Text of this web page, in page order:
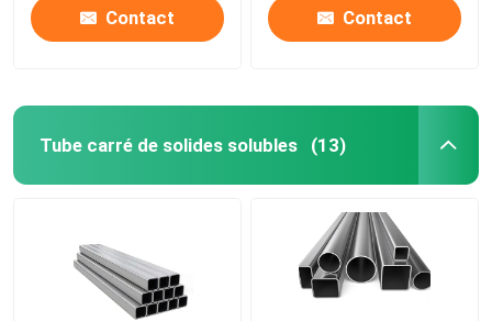
Contact Contact
Tube carré de solides solubles (13)